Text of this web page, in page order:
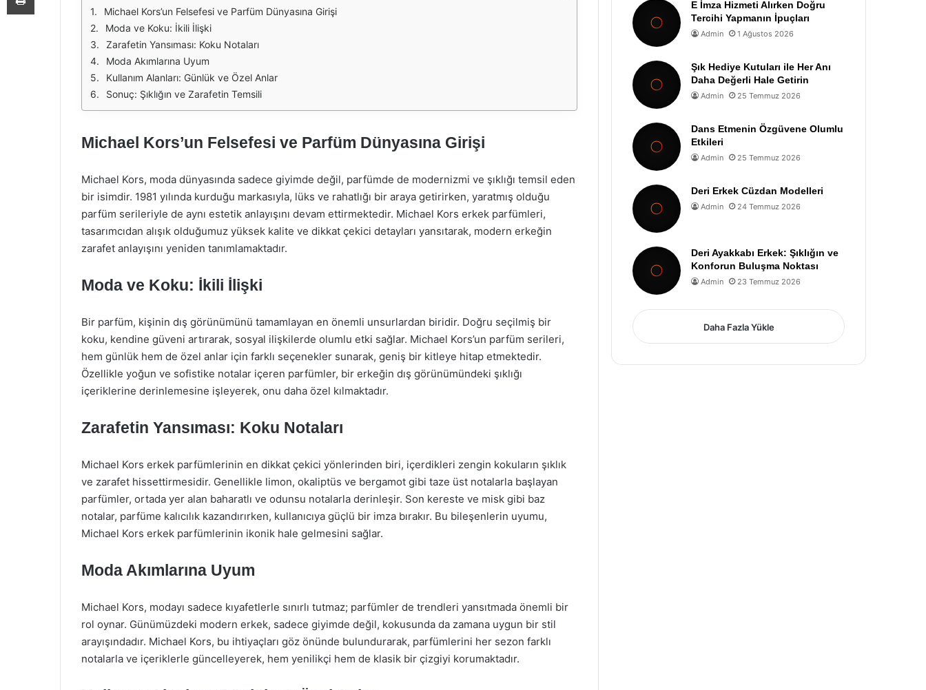
Michael Kors’un Felsefesi ve Parfüm Dünyasına Girişi
Moda ve Koku: İkili İlişki
Zarafetin Yansıması: Koku Notaları
Moda Akımlarına Uyum
Kullanım Alanları: Günlük ve Özel Anlar
Sonuç: Şıklığın ve Zarafetin Temsili
Michael Kors’un Felsefesi ve Parfüm Dünyasına Girişi
Michael Kors, moda dünyasında sadece giyimde değil, parfümde de modernizmi ve şıklığı temsil eden
bir isimdir. 1981 yılında kurduğu markasıyla, lüks ve rahatlığı bir araya getirirken, yaratmış olduğu
parfüm serileriyle de aynı estetik anlayışını devam ettirmektedir. Michael Kors erkek parfümleri,
tasarımcıdan alışık olduğumuz yüksek kalite ve dikkat çekici detayları yansıtarak, modern erkeğin
zarafet anlayışını yeniden tanımlamaktadır.
Moda ve Koku: İkili İlişki
Bir parfüm, kişinin dış görünümünü tamamlayan en önemli unsurlardan biridir. Doğru seçilmiş bir
koku, kendine güveni artırarak, sosyal ilişkilerde olumlu etki sağlar. Michael Kors’un parfüm serileri,
hem günlük hem de özel anlar için farklı seçenekler sunarak, geniş bir kitleye hitap etmektedir.
Özellikle yoğun ve sofistike notalar içeren parfümler, bir erkeğin dış görünümündeki şıklığı
içeriklerine derinlemesine işleyerek, onu daha özel kılmaktadır.
Zarafetin Yansıması: Koku Notaları
Michael Kors erkek parfümlerinin en dikkat çekici yönlerinden biri, içerdikleri zengin kokuların şıklık
ve zarafet hissettirmesidir. Genellikle limon, okaliptüs ve bergamot gibi taze üst notalarla başlayan
parfümler, ortada yer alan baharatlı ve odunsu notalarla derinleşir. Son kereste ve misk gibi baz
notalar, parfüme kalıcılık kazandırırken, kullanıcıya güçlü bir imza bırakır. Bu bileşenlerin uyumu,
Michael Kors erkek parfümlerinin ikonik hale gelmesini sağlar.
Moda Akımlarına Uyum
Michael Kors, modayı sadece kıyafetlerle sınırlı tutmaz; parfümler de trendleri yansıtmada önemli bir
rol oynar. Günümüzdeki modern erkek, sadece giyimde değil, kokusunda da zamana uygun bir stil
arayışındadır. Michael Kors, bu ihtiyaçları göz önünde bulundurarak, parfümlerini her sezon farklı
notalarla ve içeriklerle güncelleyerek, hem yenilikçi hem de klasik bir çizgiyi korumaktadır.
E İmza Hizmeti Alırken Doğru
Tercihi Yapmanın İpuçları
Admin 1 Ağustos 2026
Şık Hediye Kutuları ile Her Anı
Daha Değerli Hale Getirin
Admin 25 Temmuz 2026
Dans Etmenin Özgüvene Olumlu
Etkileri
Admin 25 Temmuz 2026
Deri Erkek Cüzdan Modelleri
Admin 24 Temmuz 2026
Deri Ayakkabı Erkek: Şıklığın ve
Konforun Buluşma Noktası
Admin 23 Temmuz 2026
Daha Fazla Yükle